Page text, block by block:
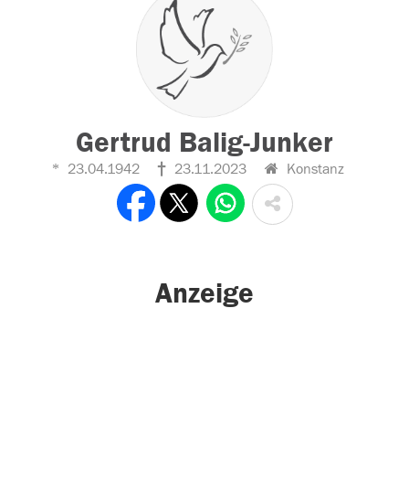
Gertrud Balig-Junker
23.04.1942 23.11.2023 Konstanz
Anzeige